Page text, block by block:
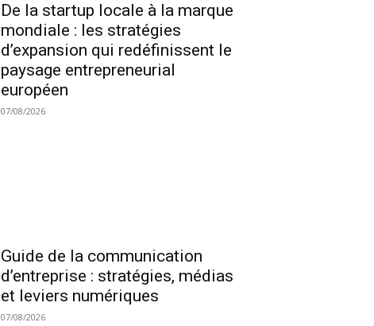
De la startup locale à la marque
mondiale : les stratégies
d’expansion qui redéfinissent le
paysage entrepreneurial
européen
07/08/2026
Guide de la communication
d’entreprise : stratégies, médias
et leviers numériques
07/08/2026